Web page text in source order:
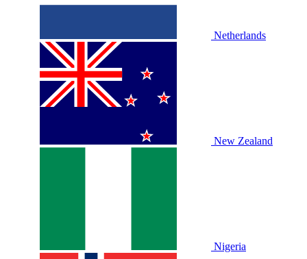
Netherlands
New Zealand
Nigeria